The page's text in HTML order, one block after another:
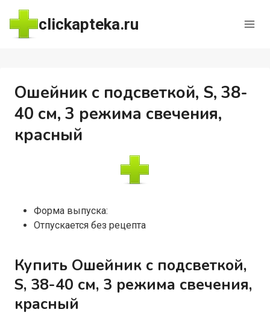
Перейти
содержимому
clickapteka.ru
Ошейник с подсветкой, S, 38-
40 см, 3 режима свечения,
красный
Форма выпуска:
Отпускается без рецепта
Купить Ошейник с подсветкой,
S, 38-40 см, 3 режима свечения,
красный